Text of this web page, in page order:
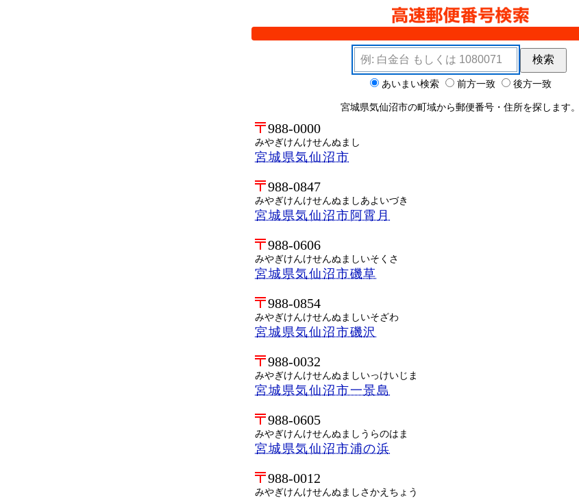
検索キーワード
検索
あいまい検索 前方一致 後方一致
宮城県気仙沼市の町域から郵便番号・住所を探します。
988-0000
みやぎけんけせんぬまし
宮城県気仙沼市
988-0847
みやぎけんけせんぬましあよいづき
宮城県気仙沼市阿霄月
988-0606
みやぎけんけせんぬましいそくさ
宮城県気仙沼市磯草
988-0854
みやぎけんけせんぬましいそざわ
宮城県気仙沼市磯沢
988-0032
みやぎけんけせんぬましいっけいじま
宮城県気仙沼市一景島
988-0605
みやぎけんけせんぬましうらのはま
宮城県気仙沼市浦の浜
988-0012
みやぎけんけせんぬましさかえちょう